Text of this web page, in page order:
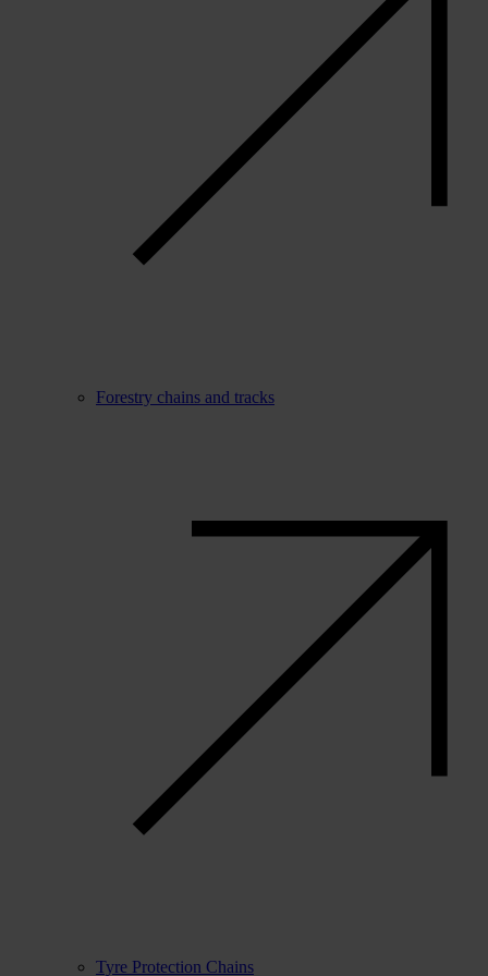
Forestry chains and tracks
Tyre Protection Chains